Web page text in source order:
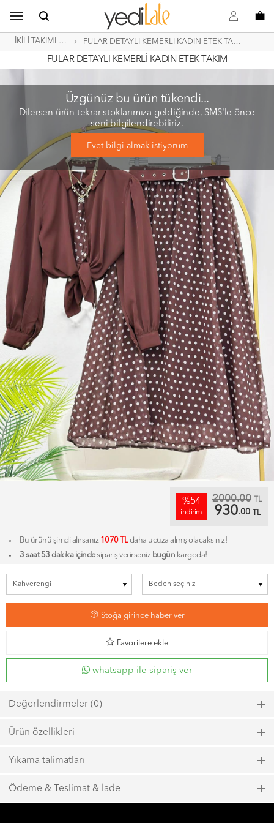
s o B
İKİLİ TAKIMLAR FULAR DETAYLI KEMERLİ KADIN ETEK TAKIM
FULAR DETAYLI KEMERLİ KADIN ETEK TAKIM
Üzgünüz bu ürün tükendi...
Dilersen ürün tekrar stoklarımıza geldiğinde, SMS'le önce
seni bilgilendirebiliriz.
Evet bilgi almak istiyorum
%54
indirim
2000.00 TL
930.00 TL
Bu ürünü şimdi alırsanız 1070 TLdaha ucuza almış olacaksınız!
3 saat 53 dakika içindesipariş verirseniz bugün kargoda!
7 Stoğa girince haber ver
d Favorilere ekle
whatsapp ile sipariş ver
Değerlendirmeler (0)
Ürün özellikleri
Yıkama talimatları
Maks. 40ºC sıcaklıkta kısa zamanlı sıkma ile yıkayın.
Çamaşır suyu kullanmayın.
Ödeme & Teslimat & İade